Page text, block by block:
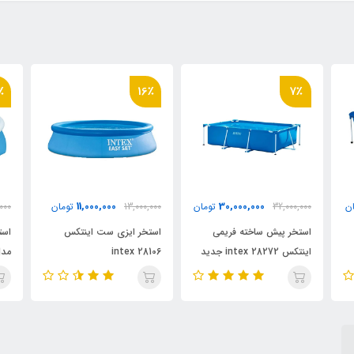
13,000,000
11,000,000 تومان
استخر ایزی ست اینتکس
intex 28106
8,600,000
7,000,000
استخر ایزی ست بست وی
مدل Bestway 57448